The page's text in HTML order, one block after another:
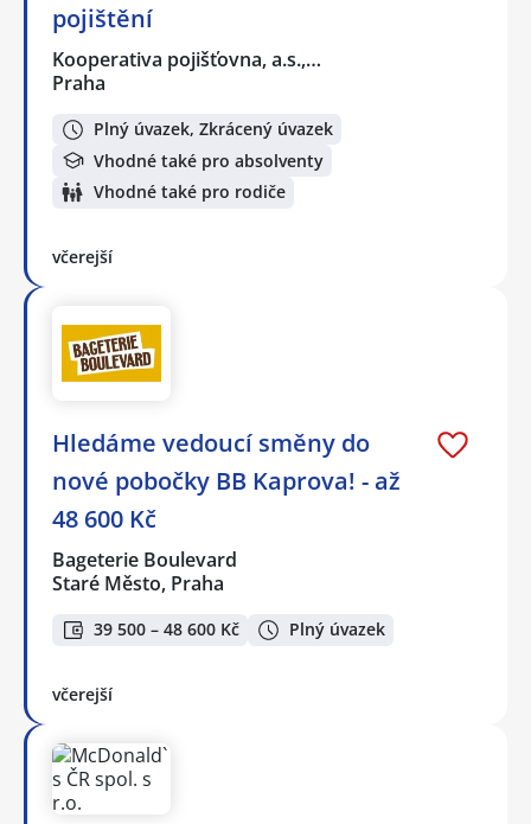
pojištění
Kooperativa pojišťovna, a.s.,…
Praha
Plný úvazek, Zkrácený úvazek
Vhodné také pro absolventy
Vhodné také pro rodiče
včerejší
Hledáme vedoucí směny do
nové pobočky BB Kaprova! - až
48 600 Kč
Bageterie Boulevard
Staré Město, Praha
39 500 – 48 600 Kč Plný úvazek
včerejší